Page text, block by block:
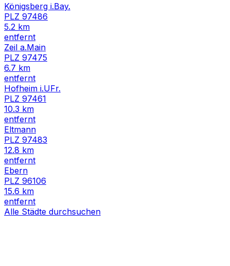
Königsberg i.Bay.
PLZ 97486
5.2 km
entfernt
Zeil a.Main
PLZ 97475
6.7 km
entfernt
Hofheim i.UFr.
PLZ 97461
10.3 km
entfernt
Eltmann
PLZ 97483
12.8 km
entfernt
Ebern
PLZ 96106
15.6 km
entfernt
Alle Städte durchsuchen